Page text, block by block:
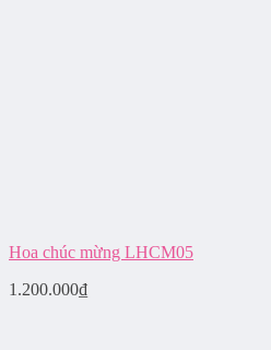
Hoa chúc mừng LHCM05
1.200.000₫